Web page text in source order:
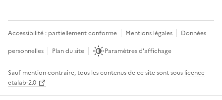
Accessibilité : partiellement conforme Mentions légales
Données
personnelles
Plan du site Paramètres d'affichage
Sauf mention contraire, tous les contenus de ce site sont sous licence
etalab-2.0